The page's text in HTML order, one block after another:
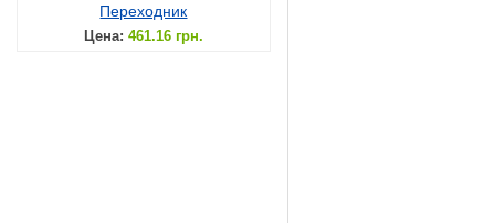
Переходник
Цена: 461.16 грн.